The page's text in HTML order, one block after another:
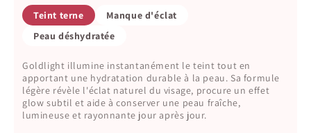
Teint terne
Manque d'éclat
Peau déshydratée
Goldlight illumine instantanément le teint tout en
apportant une hydratation durable à la peau. Sa formule
légère révèle l'éclat naturel du visage, procure un effet
glow subtil et aide à conserver une peau fraîche,
lumineuse et rayonnante jour après jour.